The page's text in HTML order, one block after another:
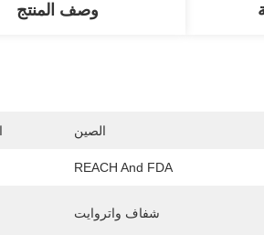
وصف المنتج
الصين
REACH And FDA
شفاف واتروايت